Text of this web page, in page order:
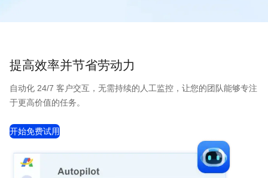
提高效率并节省劳动力
自动化 24/7 客户交互，无需持续的人工监控，让您的团队能够专注
于更高价值的任务。
开始免费试用